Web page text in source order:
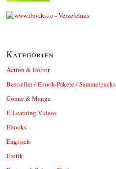
Kategorien
Action & Horror
Bestseller / Ebook-Pakete / Sammelpacks
Comic & Manga
E-Learning Videos
Ebooks
Englisch
Erotik